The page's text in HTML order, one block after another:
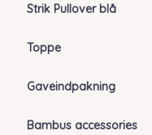
Strik Pullover blå
Toppe
Gaveindpakning
Bambus accessories